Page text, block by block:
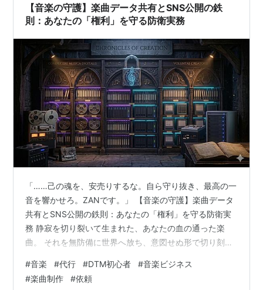
【音楽の守護】楽曲データ共有とSNS公開の鉄
則：あなたの「権利」を守る防衛実務
​「……己の魂を、安売りするな。自ら守り抜き、最高の一
音を響かせろ。ZANです。」 ​【音楽の守護】楽曲データ
共有とSNS公開の鉄則：あなたの「権利」を守る防衛実
務 ​静寂を切り裂いて生まれた、あなたの血の通った楽
曲。 それを無防備に世界へ放ち、意図せぬ形で切り刻ま
ると同時に、法的に保護されるべき「財産」だ。 あなた
の魂の叫びを守り抜き、堂々と世界へ響かせるための
#音楽 #代行 #DTM初心者 #音楽ビジネス
#楽曲制作 #依頼